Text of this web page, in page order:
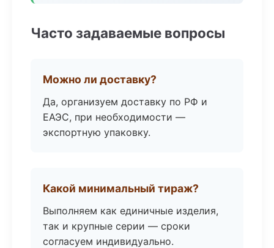
Часто задаваемые вопросы
Можно ли доставку?
Да, организуем доставку по РФ и
ЕАЭС, при необходимости —
экспортную упаковку.
Какой минимальный тираж?
Выполняем как единичные изделия,
так и крупные серии — сроки
согласуем индивидуально.